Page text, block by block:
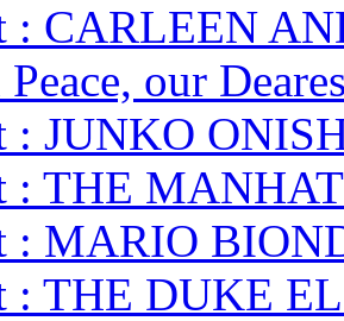
: CARLEEN
our
: JUNKO
: THE
: MARIO
: THE DUKE